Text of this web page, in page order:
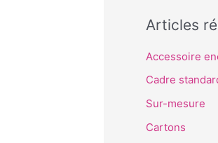
h
e
r
Articles
Accessoire
Cadre
Sur-mesure
Cartons